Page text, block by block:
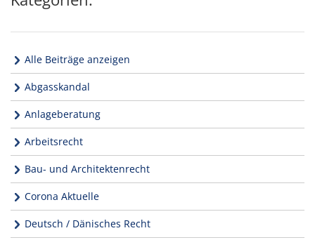
Alle Beiträge anzeigen
Abgasskandal
Anlageberatung
Arbeitsrecht
Bau- und Architektenrecht
Corona Aktuelle
Deutsch / Dänisches Recht